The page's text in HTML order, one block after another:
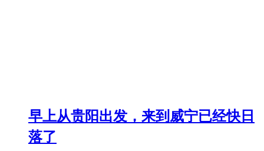
早上从贵阳出发，来到威宁已经快日
落了